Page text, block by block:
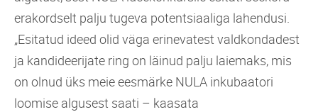
erakordselt palju tugeva potentsiaaliga lahendusi.
„Esitatud ideed olid väga erinevatest valdkondadest
ja kandideerijate ring on läinud palju laiemaks, mis
on olnud üks meie eesmärke NULA inkubaatori
loomise algusest saati – kaasata